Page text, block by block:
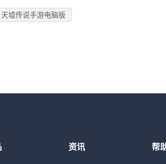
天墟传说手游电脑版
资讯 帮